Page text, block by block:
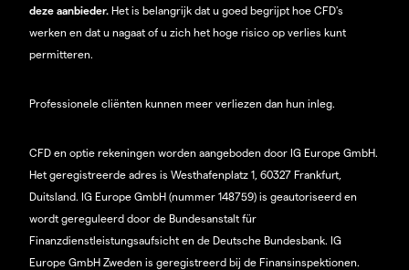
deze aanbieder. Het is belangrijk dat u goed begrijpt hoe CFD's
werken en dat u nagaat of u zich het hoge risico op verlies kunt
permitteren.
Professionele cliënten kunnen meer verliezen dan hun inleg.
CFD en optie rekeningen worden aangeboden door IG Europe GmbH.
Het geregistreerde adres is Westhafenplatz 1, 60327 Frankfurt,
Duitsland. IG Europe GmbH (nummer 148759) is geautoriseerd en
wordt gereguleerd door de Bundesanstalt für
Finanzdienstleistungsaufsicht en de Deutsche Bundesbank. IG
Europe GmbH Zweden is geregistreerd bij de Finansinspektionen.